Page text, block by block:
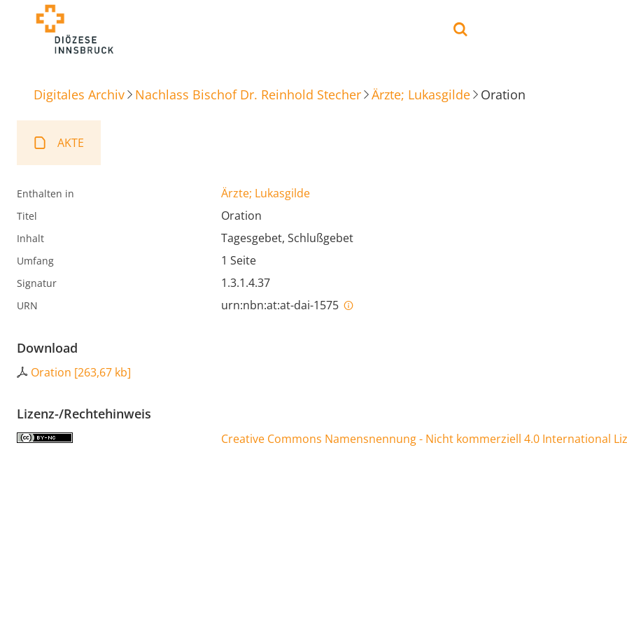
Digitales Archiv Nachlass Bischof Dr. Reinhold Stecher Ärzte; Lukasgilde Oration
AKTE
Enthalten in Ärzte; Lukasgilde
Titel Oration
Inhalt Tagesgebet, Schlußgebet
Umfang 1 Seite
Signatur 1.3.1.4.37
URN urn:nbn:at:at-dai-1575
Download
Oration [263,67 kb]
Lizenz-/Rechtehinweis
Creative Commons Namensnennung - Nicht kommerziell 4.0 International